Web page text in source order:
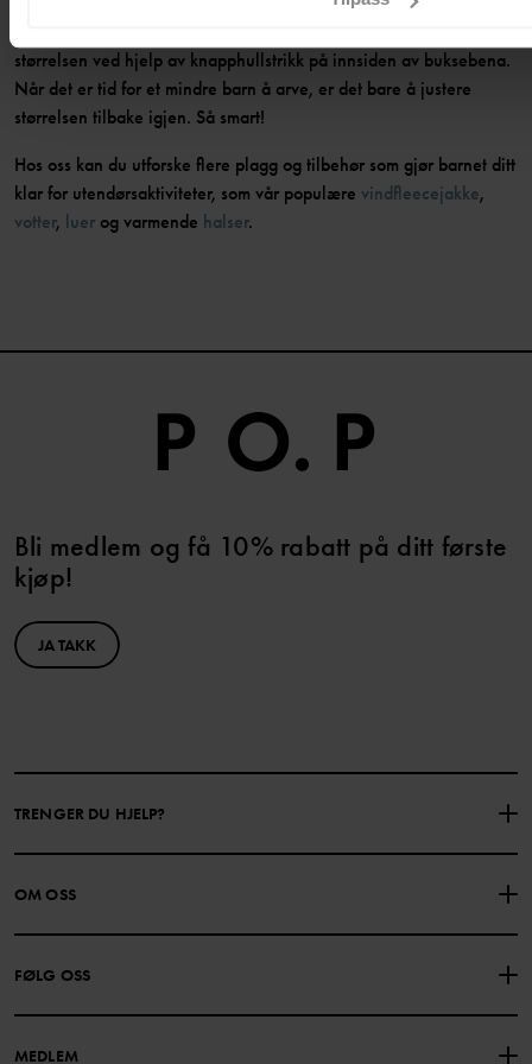
størrelsen ved hjelp av knapphullstrikk på innsiden av buksebena.
Når det er tid for et mindre barn å arve, er det bare å justere
størrelsen tilbake igjen. Så smart!
Hos oss kan du utforske flere plagg og tilbehør som gjør barnet ditt
klar for utendørsaktiviteter, som vår populære vindfleecejakke,
votter, luer og varmende halser.
Bli medlem og få 10% rabatt på ditt første
kjøp!
JA TAKK
TRENGER DU HJELP?
KONTAKTE OSS
GAVEKORTSALDO KJØPSVILKÅR
PERSONVERNPOLICY
OM OSS
FØLG OSS
MEDLEM